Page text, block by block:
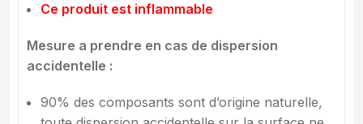
Ce produit est inflammable
Mesure a prendre en cas de dispersion
accidentelle :
90% des composants sont d’origine naturelle,